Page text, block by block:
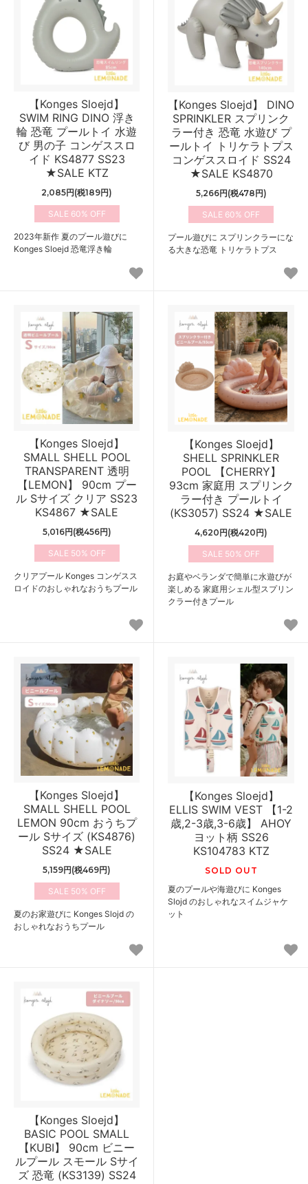
【Konges Sloejd】
SWIM RING DINO 浮き
輪 恐竜 プールトイ 水遊
び 男の子 コンゲススロ
イド KS4877 SS23
★SALE KTZ
2,085円(税189円)
60%
2023年新作 夏のプール遊びに
Konges Sloejd 恐竜浮き輪
【Konges Sloejd】 DINO
SPRINKLER スプリンク
ラー付き 恐竜 水遊び プ
ールトイ トリケラトプス
コンゲススロイド SS24
★SALE KS4870
5,266円(税478円)
60%
プール遊びに スプリンクラーにな
る大きな恐竜 トリケラトプス
【Konges Sloejd】
SMALL SHELL POOL
TRANSPARENT 透明
【LEMON】 90cm プー
ル Sサイズ クリア SS23
KS4867 ★SALE
5,016円(税456円)
50%
クリアプール Konges コンゲスス
ロイドのおしゃれなおうちプール
【Konges Sloejd】
SHELL SPRINKLER
POOL 【CHERRY】
93cm 家庭用 スプリンク
ラー付き プールトイ
(KS3057) SS24 ★SALE
4,620円(税420円)
50%
お庭やベランダで簡単に水遊びが
楽しめる 家庭用シェル型スプリン
クラー付きプール
【Konges Sloejd】
SMALL SHELL POOL
LEMON 90cm おうちプ
ール Sサイズ (KS4876)
SS24 ★SALE
5,159円(税469円)
50%
夏のお家遊びに Konges Slojd の
おしゃれなおうちプール
【Konges Sloejd】
ELLIS SWIM VEST 【1-2
歳,2-3歳,3-6歳】 AHOY
ヨット柄 SS26
KS104783 KTZ
SOLD OUT
夏のプールや海遊びに Konges
Slojd のおしゃれなスイムジャケ
ット
【Konges Sloejd】
BASIC POOL SMALL
【KUBI】 90cm ビニー
ルプール スモール Sサイ
ズ 恐竜 (KS3139) SS24